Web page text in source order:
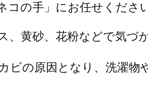
コの手」にお任せくださ
、黄砂、花粉などで気づ
ビの原因となり、洗濯物